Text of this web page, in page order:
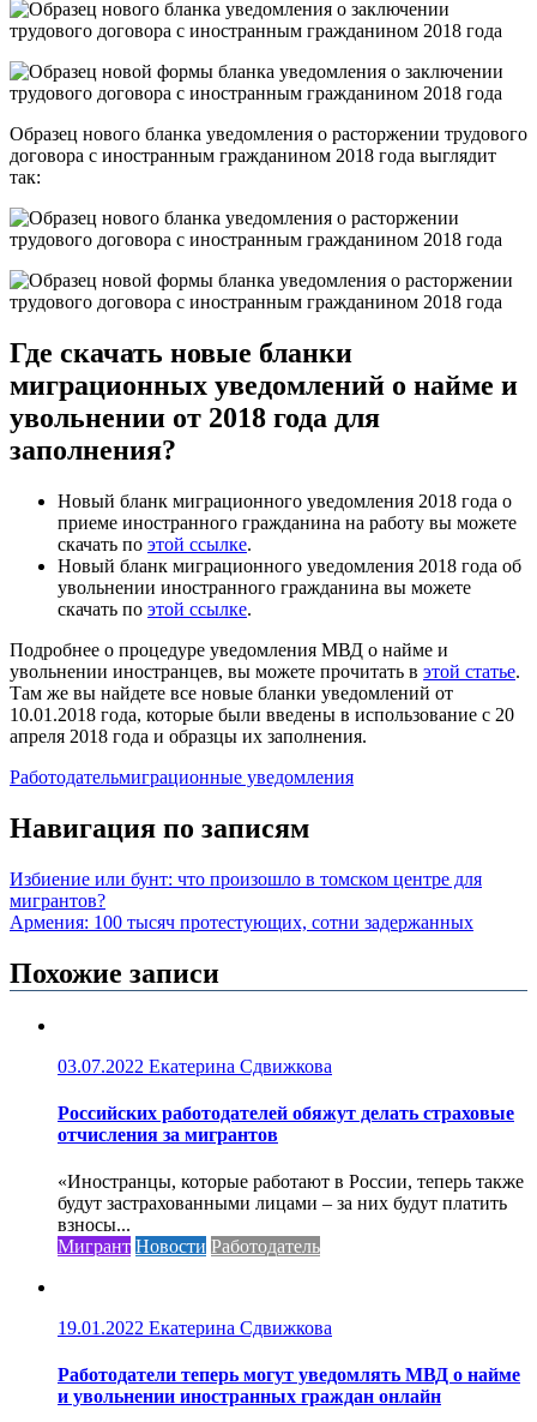
Образец нового бланка уведомления о расторжении трудового
договора с иностранным гражданином 2018 года выглядит
так:
Где скачать новые бланки
миграционных уведомлений о найме и
увольнении от 2018 года для
заполнения?
Новый бланк миграционного уведомления 2018 года о
приеме иностранного гражданина на работу вы можете
скачать по этой ссылке.
Новый бланк миграционного уведомления 2018 года об
увольнении иностранного гражданина вы можете
скачать по этой ссылке.
Подробнее о процедуре уведомления МВД о найме и
увольнении иностранцев, вы можете прочитать в этой статье.
Там же вы найдете все новые бланки уведомлений от
10.01.2018 года, которые были введены в использование с 20
апреля 2018 года и образцы их заполнения.
Работодательмиграционные уведомления
Навигация по записям
Избиение или бунт: что произошло в томском центре для
мигрантов?
Армения: 100 тысяч протестующих, сотни задержанных
Похожие записи
03.07.2022 Екатерина Сдвижкова
Российских работодателей обяжут делать страховые
отчисления за мигрантов
«Иностранцы, которые работают в России, теперь также
будут застрахованными лицами – за них будут платить
взносы...
Мигрант Новости Работодатель
19.01.2022 Екатерина Сдвижкова
Работодатели теперь могут уведомлять МВД о найме
и увольнении иностранных граждан онлайн